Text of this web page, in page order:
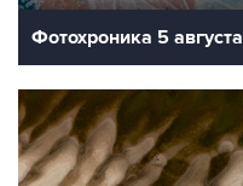
Фотохроника 5 августа